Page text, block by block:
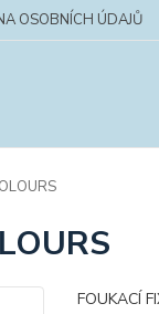
OSOBNÍCH ÚDAJŮ
FOUKACÍ